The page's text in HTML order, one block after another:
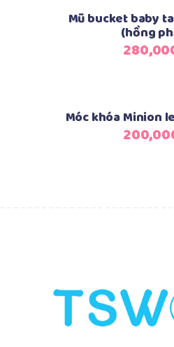
Thêm vào
Mũ bucket baby
(hồng
Thêm vào
Móc khóa Minion